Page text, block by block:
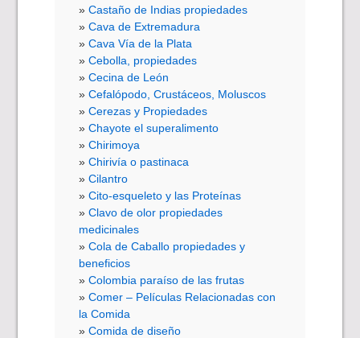
Castaño de Indias propiedades
Cava de Extremadura
Cava Vía de la Plata
Cebolla, propiedades
Cecina de León
Cefalópodo, Crustáceos, Moluscos
Cerezas y Propiedades
Chayote el superalimento
Chirimoya
Chirivía o pastinaca
Cilantro
Cito-esqueleto y las Proteínas
Clavo de olor propiedades
medicinales
Cola de Caballo propiedades y
beneficios
Colombia paraíso de las frutas
Comer – Películas Relacionadas con
la Comida
Comida de diseño